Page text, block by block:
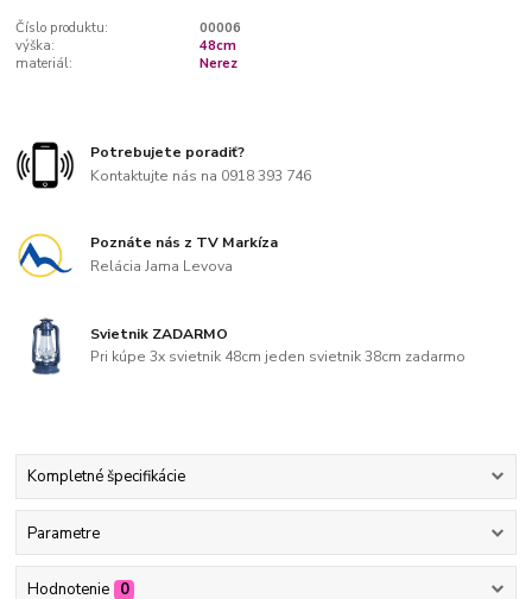
Číslo produktu:
00006
výška:
48cm
materiál:
Nerez
Potrebujete poradiť?
Kontaktujte nás na 0918 393 746
Poznáte nás z TV Markíza
Relácia Jama Levova
Svietnik ZADARMO
Pri kúpe 3x svietnik 48cm jeden svietnik 38cm zadarmo
Kompletné špecifikácie
Parametre
Hodnotenie 0